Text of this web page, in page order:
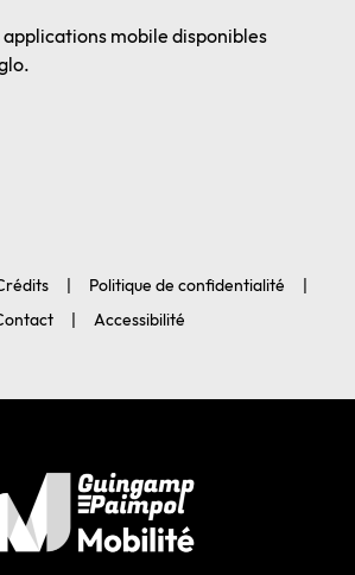
applications mobile disponibles
Politique de confidentialité
Accessibilité